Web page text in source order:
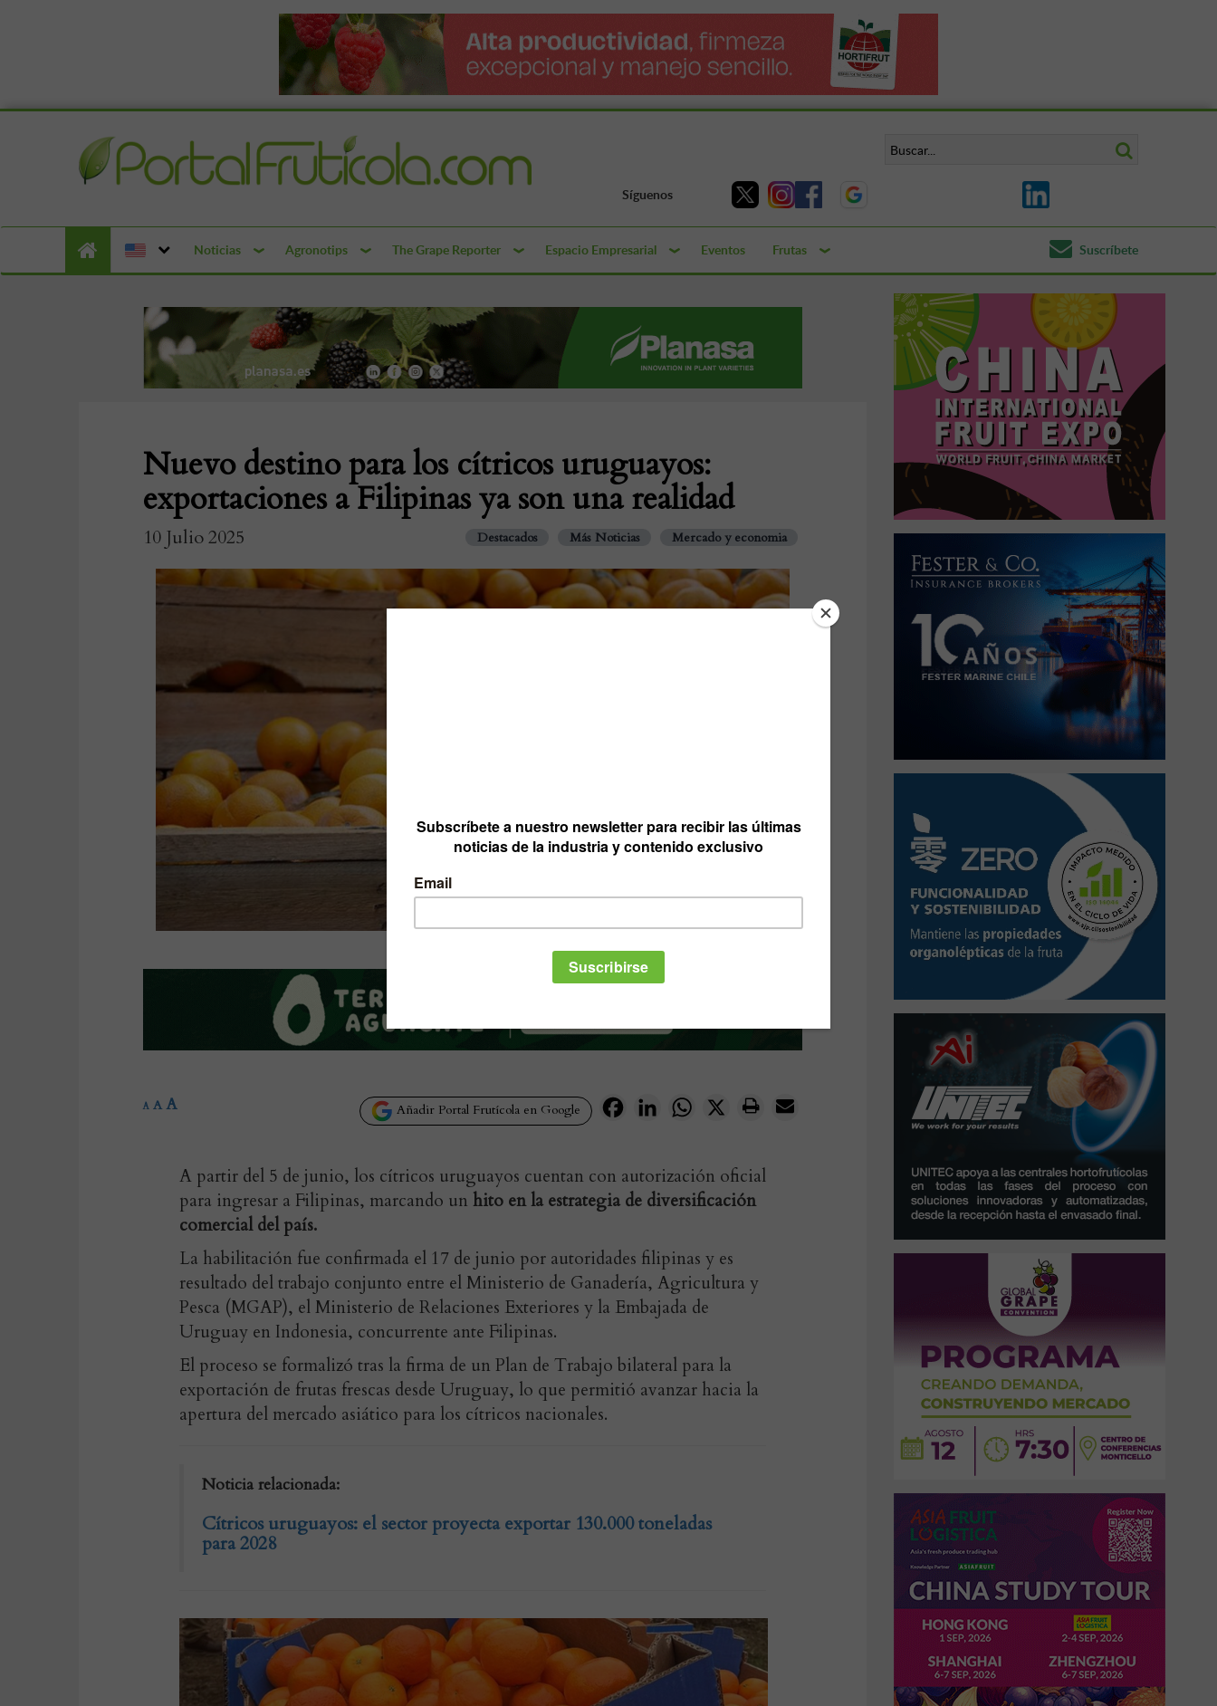
Síguenos
Noticias Agronotips The Grape Reporter Espacio Empresarial Eventos Frutas Suscríbete
Nuevo destino para los cítricos uruguayos:
exportaciones a Filipinas ya son una realidad
10 Julio 2025 Destacados Más Noticias Mercado y economia
Añadir Portal Frutícola en Google FacebookLinkedInWhatsApp
X
A A A
A partir del 5 de junio, los cítricos uruguayos cuentan con autorización oficial
para ingresar a Filipinas, marcando un hito en la estrategia de diversificación
comercial del país.
La habilitación fue confirmada el 17 de junio por autoridades filipinas y es
resultado del trabajo conjunto entre el Ministerio de Ganadería, Agricultura y
Pesca (MGAP), el Ministerio de Relaciones Exteriores y la Embajada de
Uruguay en Indonesia, concurrente ante Filipinas.
El proceso se formalizó tras la firma de un Plan de Trabajo bilateral para la
exportación de frutas frescas desde Uruguay, lo que permitió avanzar hacia la
apertura del mercado asiático para los cítricos nacionales.
Noticia relacionada:
Cítricos uruguayos: el sector proyecta exportar 130.000 toneladas
para 2028